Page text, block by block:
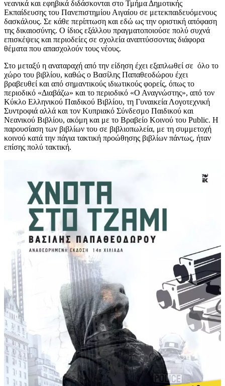
νεανικά και εφηβικά διδάσκονται στο Τμήμα Δημοτικής
Εκπαίδευσης του Πανεπιστημίου Αιγαίου σε μετεκπαιδευόμενους
δασκάλους. Σε κάθε περίπτωση και εδώ ως την οριστική απόφαση
της δικαιοσύνης. Ο ίδιος εξάλλου πραγματοποιούσε πολύ συχνά
επισκέψεις και περιοδείες σε σχολεία αναπτύσσοντας διάφορα
θέματα που απασχολούν τους νέους.
Στο μεταξύ η αναταραχή από την είδηση έχει εξαπλωθεί σε όλο το
χώρο του βιβλίου, καθώς ο Βασίλης Παπαθεοδώρου έχει
βραβευθεί και από σημαντικούς ιδιωτικούς φορείς, όπως το
περιοδικό «Διαβάζω» και το περιοδικό «Ο Αναγνώστης», από τον
Κύκλο Ελληνικού Παιδικού Βιβλίου, τη Γυναικεία Λογοτεχνική
Συντροφιά αλλά και τον Κυπριακό Σύνδεσμο Παιδικού και
Νεανικού Βιβλίου, ακόμη και με το Βραβείο Κοινού του Public. Η
παρουσίαση των βιβλίων του σε βιβλιοπωλεία, με τη συμμετοχή
κοινού κατά την πάγια τακτική προώθησης βιβλίων πάντως, ήταν
επίσης πολύ τακτική.